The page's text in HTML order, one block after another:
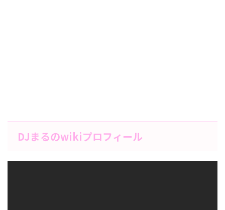
DJまるのwikiプロフィール